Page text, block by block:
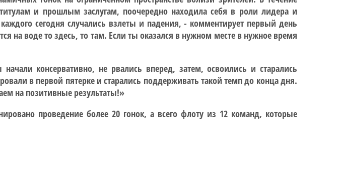
и прошлым заслугам, поочередно находила себя в роли лидера и
сегодня случались взлеты и падения, - комментирует первый день
на воде то здесь, то там. Если ты оказался в нужном месте в нужное время
консервативно, не рвались вперед, затем, освоились и старались
в первой пятерке и старались поддерживать такой темп до конца дня.
на позитивные результаты!»
проведение более 20 гонок, а всего флоту из 12 команд, которые